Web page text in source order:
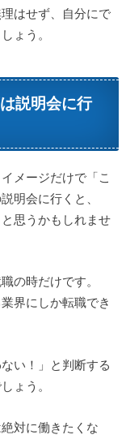
はせず、自分にで
ょう。
説明会に行
メージだけで「こ
明会に行くと、
思うかもしれませ
の時だけです。
界にしか転職でき
い！」と判断する
ょう。
対に働きたくな